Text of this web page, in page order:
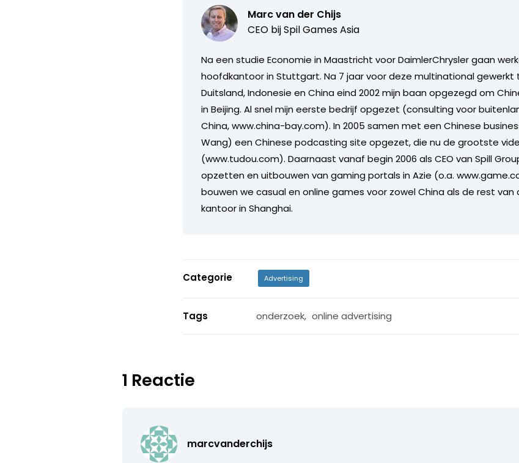
Marc van der Chijs
CEO bijSpil Games Asia
Na een studie Economie in Maastricht voor DaimlerChrysler gaan
hoofdkantoor in Stuttgart. Na 7 jaar voor deze multinational gewerkt
Duitsland, Indonesie en China eind 2002 mijn baan opgezegd om
in Beijing. Al snel mijn eerste bedrijf opgezet (consulting voor
China, www.china-bay.com). In 2005 samen met een Chinese
Wang) een Chinese podcasting site opgezet, die nu de grootste
(www.tudou.com). Daarnaast vanaf begin 2006 als CEO van Spill
opzetten en uitbouwen van gaming portals in Azie (o.a.
bouwen we casual en online games voor zowel China als de rest van
kantoor in Shanghai.
Categorie Advertising
Tags onderzoek, online advertising
1 Reactie
marcvanderchijs